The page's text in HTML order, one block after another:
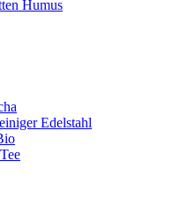
Humus
Edelstahl